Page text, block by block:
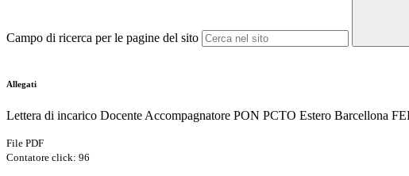
Campo di ricerca per le pagine del sito
Allegati
Lettera di incarico Docente Accompagnatore PON PCTO Estero Barcellona
File PDF
Contatore click: 96